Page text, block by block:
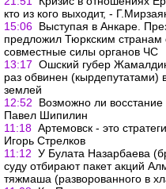
кто из кого выходит, -
15:06 Выступая в Анкаре.
предложил Тюркским странам
совместные силы органов ЧС
13:17 Ошский губер
раз обвинен (кырдепутатами)
землей
12:52
Возможно ли
Павел Шипилин
11:18 Артемовск - это
Игорь Стрелков
11:12 У Булата Назарбаева
суду отбирают пакет акций
тяжмаша (разворованного в